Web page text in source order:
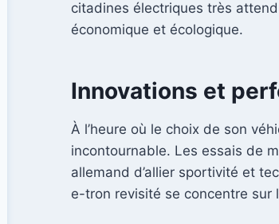
citadines électriques très
économique et écologique.
Innovations et
À l’heure où le choix de son
incontournable. Les essais de
allemand d’allier sportivité et
e-tron revisité se concentre